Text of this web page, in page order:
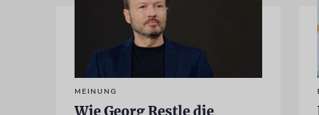
MEINUNG